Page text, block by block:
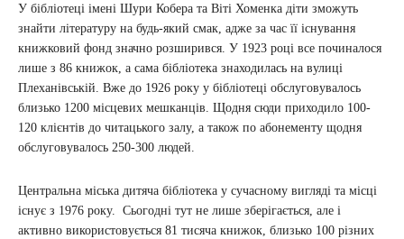
У бібліотеці імені Шури Кобера та Віті Хоменка діти зможуть
знайти літературу на будь-який смак, адже за час її існування
книжковий фонд значно розширився. У 1923 році все починалося
лише з 86 книжок, а сама бібліотека знаходилась на вулиці
Плеханівській. Вже до 1926 року у бібліотеці обслуговувалось
близько 1200 місцевих мешканців. Щодня сюди приходило 100-
120 клієнтів до читацького залу, а також по абонементу щодня
обслуговувалось 250-300 людей.
Центральна міська дитяча бібліотека у сучасному вигляді та місці
існує з 1976 року. Сьогодні тут не лише зберігається, але і
активно використовується 81 тисяча книжок, близько 100 різних